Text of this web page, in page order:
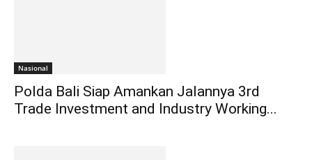
Nasional
Polda Bali Siap Amankan Jalannya 3rd
Trade Investment and Industry Working...